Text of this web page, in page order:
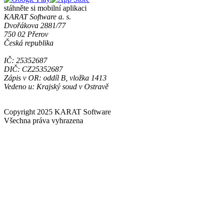
stáhněte si mobilní aplikaci
KARAT Software a. s.
Dvořákova 2881/77
750 02 Přerov
Česká republika
IČ: 25352687
DIČ: CZ25352687
Zápis v OR: oddíl B, vložka 1413
Vedeno u: Krajský soud v Ostravě
Copyright 2025 KARAT Software
Všechna práva vyhrazena